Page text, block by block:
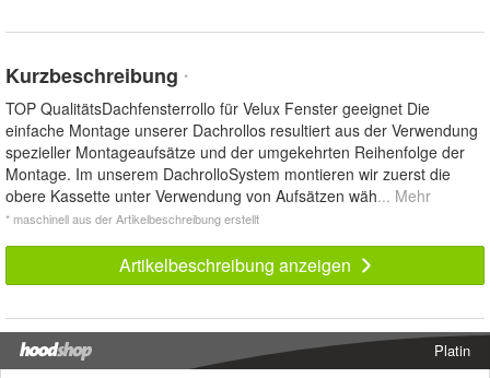
Kurzbeschreibung *
TOP QualitätsDachfensterrollo für Velux Fenster geeignet Die
einfache Montage unserer Dachrollos resultiert aus der Verwendung
spezieller Montageaufsätze und der umgekehrten Reihenfolge der
Montage. Im unserem DachrolloSystem montieren wir zuerst die
obere Kassette unter Verwendung von Aufsätzen wäh... Mehr
* maschinell aus der Artikelbeschreibung erstellt
Artikelbeschreibung anzeigen
Platin